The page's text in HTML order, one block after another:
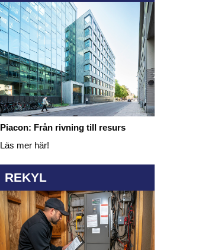
Piacon: Från rivning till resurs
Läs mer här!
REKYL